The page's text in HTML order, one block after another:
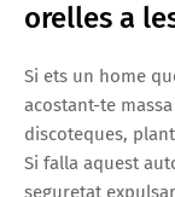
orelles a
Si ets un home
acostant-te
discoteques,
Si falla aquest
seguretat